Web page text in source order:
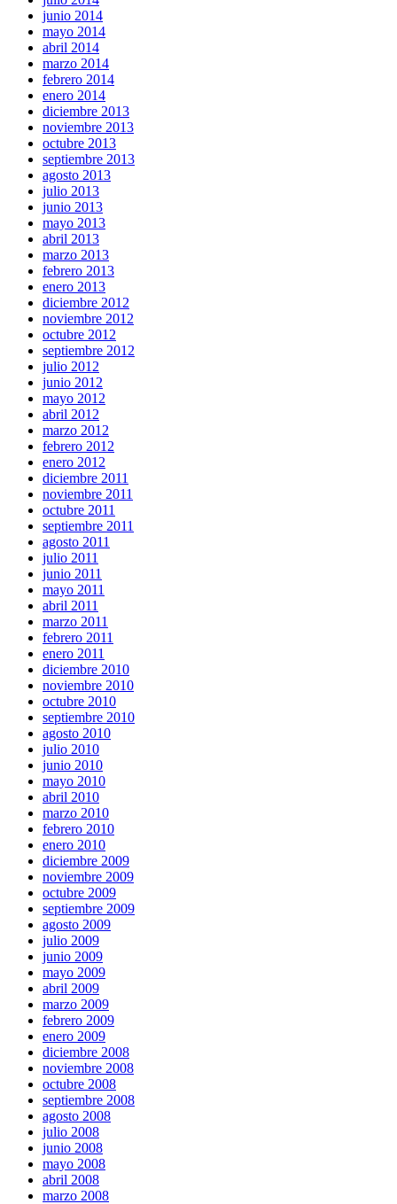
junio 2014
mayo 2014
abril 2014
marzo 2014
febrero 2014
enero 2014
diciembre 2013
noviembre 2013
octubre 2013
septiembre 2013
agosto 2013
julio 2013
junio 2013
mayo 2013
abril 2013
marzo 2013
febrero 2013
enero 2013
diciembre 2012
noviembre 2012
octubre 2012
septiembre 2012
julio 2012
junio 2012
mayo 2012
abril 2012
marzo 2012
febrero 2012
enero 2012
diciembre 2011
noviembre 2011
octubre 2011
septiembre 2011
agosto 2011
julio 2011
junio 2011
mayo 2011
abril 2011
marzo 2011
febrero 2011
enero 2011
diciembre 2010
noviembre 2010
octubre 2010
septiembre 2010
agosto 2010
julio 2010
junio 2010
mayo 2010
abril 2010
marzo 2010
febrero 2010
enero 2010
diciembre 2009
noviembre 2009
octubre 2009
septiembre 2009
agosto 2009
julio 2009
junio 2009
mayo 2009
abril 2009
marzo 2009
febrero 2009
enero 2009
diciembre 2008
noviembre 2008
octubre 2008
septiembre 2008
agosto 2008
julio 2008
junio 2008
mayo 2008
abril 2008
marzo 2008